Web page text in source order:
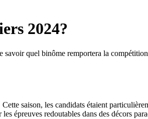
2024?
quel binôme remportera la
saison, les candidats étaient
épreuves redoutables dans des décors